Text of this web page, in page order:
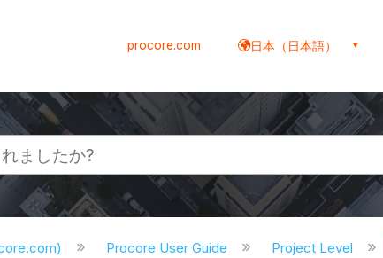
procore.com 日本（日本語）
Procore User Guide Project Level